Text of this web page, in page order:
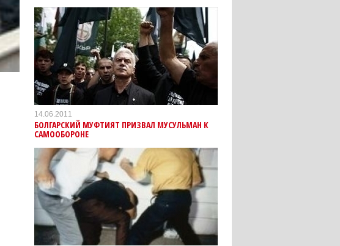
14.06.2011
БОЛГАРСКИЙ МУФТИЯТ ПРИЗВАЛ МУСУЛЬМАН К
САМООБОРОНЕ